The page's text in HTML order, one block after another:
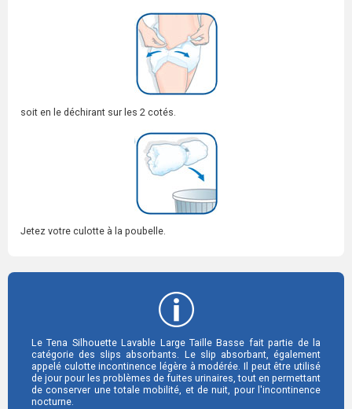
soit en le déchirant sur les 2 cotés.
Jetez votre culotte à la poubelle.
Le Tena Silhouette Lavable Large Taille Basse fait partie de la
catégorie des slips absorbants. Le slip absorbant, également
appelé culotte incontinence légère à modérée. Il peut être utilisé
de jour pour les problèmes de fuites urinaires, tout en permettant
de conserver une totale mobilité, et de nuit, pour l'incontinence
nocturne.